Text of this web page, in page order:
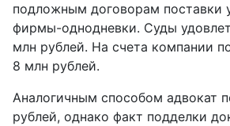
подложным договорам поставки
фирмы-однодневки. Суды
млн рублей. На счета компании
8 млн рублей.
Аналогичным способом адвокат
рублей, однако факт подделки